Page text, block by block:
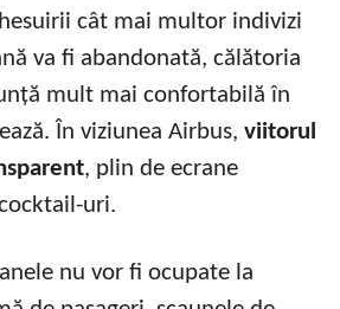
cât mai multor indivizi
va fi abandonată, călătoria
mult mai confortabilă în
În viziunea Airbus, viitorul
, plin de ecrane
uri.
nu vor fi ocupate la